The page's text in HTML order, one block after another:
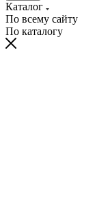
Каталог
По всему сайту
По каталогу